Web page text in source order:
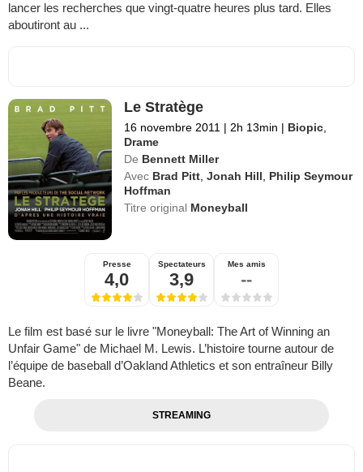
lancer les recherches que vingt-quatre heures plus tard. Elles
aboutiront au ...
Le Stratège
16 novembre 2011 | 2h 13min | Biopic,
Drame
De Bennett Miller
Avec Brad Pitt,Jonah Hill, Philip Seymour
Hoffman
Titre original Moneyball
Presse
4,0
Spectateurs
3,9
Mes amis
--
Le film est basé sur le livre "Moneyball: The Art of Winning an
Unfair Game" de Michael M. Lewis. L’histoire tourne autour de
l’équipe de baseball d’Oakland Athletics et son entraîneur Billy
Beane.
STREAMING